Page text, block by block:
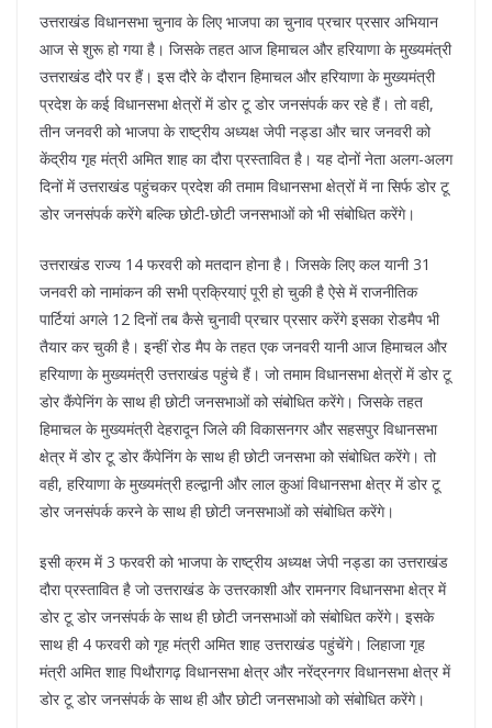
उत्तराखंड विधानसभा चुनाव के लिए भाजपा का चुनाव प्रचार प्रसार अभियान
आज से शुरू हो गया है। जिसके तहत आज हिमाचल और हरियाणा के मुख्यमंत्री
उत्तराखंड दौरे पर हैं। इस दौरे के दौरान हिमाचल और हरियाणा के मुख्यमंत्री
प्रदेश के कई विधानसभा क्षेत्रों में डोर टू डोर जनसंपर्क कर रहे हैं। तो वही,
तीन जनवरी को भाजपा के राष्ट्रीय अध्यक्ष जेपी नड्डा और चार जनवरी को
केंद्रीय गृह मंत्री अमित शाह का दौरा प्रस्तावित है। यह दोनों नेता अलग-अलग
दिनों में उत्तराखंड पहुंचकर प्रदेश की तमाम विधानसभा क्षेत्रों में ना सिर्फ डोर टू
डोर जनसंपर्क करेंगे बल्कि छोटी-छोटी जनसभाओं को भी संबोधित करेंगे।
उत्तराखंड राज्य 14 फरवरी को मतदान होना है। जिसके लिए कल यानी 31
जनवरी को नामांकन की सभी प्रक्रियाएं पूरी हो चुकी है ऐसे में राजनीतिक
पार्टियां अगले 12 दिनों तब कैसे चुनावी प्रचार प्रसार करेंगे इसका रोडमैप भी
तैयार कर चुकी है। इन्हीं रोड मैप के तहत एक जनवरी यानी आज हिमाचल और
हरियाणा के मुख्यमंत्री उत्तराखंड पहुंचे हैं। जो तमाम विधानसभा क्षेत्रों में डोर टू
डोर कैंपेनिंग के साथ ही छोटी जनसभाओं को संबोधित करेंगे। जिसके तहत
हिमाचल के मुख्यमंत्री देहरादून जिले की विकासनगर और सहसपुर विधानसभा
क्षेत्र में डोर टू डोर कैंपेनिंग के साथ ही छोटी जनसभा को संबोधित करेंगे। तो
वही, हरियाणा के मुख्यमंत्री हल्द्वानी और लाल कुआं विधानसभा क्षेत्र में डोर टू
डोर जनसंपर्क करने के साथ ही छोटी जनसभाओं को संबोधित करेंगे।
इसी क्रम में 3 फरवरी को भाजपा के राष्ट्रीय अध्यक्ष जेपी नड्डा का उत्तराखंड
दौरा प्रस्तावित है जो उत्तराखंड के उत्तरकाशी और रामनगर विधानसभा क्षेत्र में
डोर टू डोर जनसंपर्क के साथ ही छोटी जनसभाओं को संबोधित करेंगे। इसके
साथ ही 4 फरवरी को गृह मंत्री अमित शाह उत्तराखंड पहुंचेंगे। लिहाजा गृह
मंत्री अमित शाह पिथौरागढ़ विधानसभा क्षेत्र और नरेंद्रनगर विधानसभा क्षेत्र में
डोर टू डोर जनसंपर्क के साथ ही और छोटी जनसभाओ को संबोधित करेंगे।